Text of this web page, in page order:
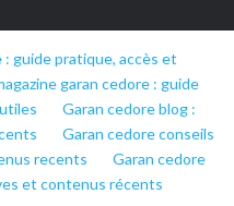
: guide pratique, accès et
garan cedore : guide
Garan cedore blog :
Garan cedore conseils
recents
Garan cedore
et contenus récents